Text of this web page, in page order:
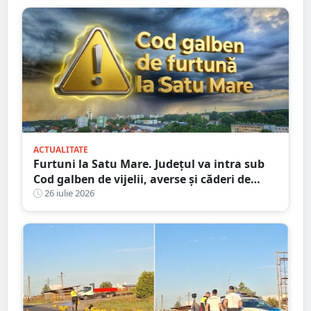
ACTUALITATE
Furtuni la Satu Mare. Județul va intra sub
Cod galben de vijelii, averse și căderi de
grindină
26 iulie 2026